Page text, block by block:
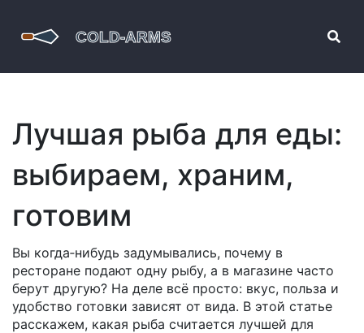
Лучшая рыба для еды:
выбираем, храним,
готовим
Вы когда‑нибудь задумывались, почему в
ресторане подают одну рыбу, а в магазине часто
берут другую? На деле всё просто: вкус, польза и
удобство готовки зависят от вида. В этой статье
расскажем, какая рыба считается лучшей для